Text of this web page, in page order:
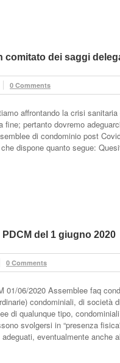
comitato dei saggi
0 Comments
affrontando la crisi
pertanto dovremo
di condominio post
dispone quanto segue:
del 1 giugno 2020
0 Comments
01/06/2020 Assemblee faq
condominiali, di società
di qualunque tipo,
svolgersi in “presenza
eventualmente anche